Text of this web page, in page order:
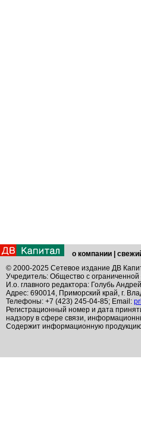
о компании
© 2000-2025 Сетевое издание ДВ
Учредитель: Общество с
И.о. главного редактора: Голубь
Адрес: 690014, Приморский край, г.
Телефоны: +7 (423) 245-04-85; Email:
Регистрационный номер и дата
надзору в сфере связи,
Содержит информационную продукцию